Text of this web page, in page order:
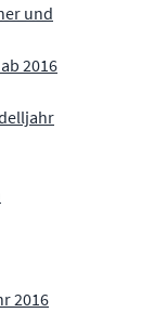
und
2016
2016